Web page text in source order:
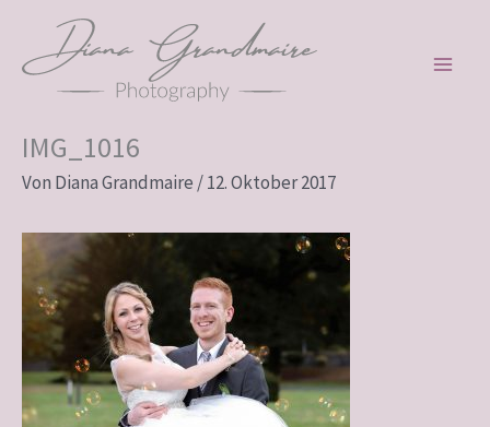
springen
IMG_1016
Von Diana Grandmaire /12. Oktober 2017